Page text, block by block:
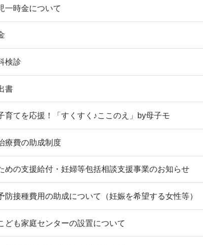
一時金について
検診
書
育てを応援！「すくすく♪ここのえ」by母子モ
療費の助成制度
めの支援給付・妊婦等包括相談支援事業のお知らせ
防接種費用の助成について（妊娠を希望する女性等）
ども家庭センターの設置について